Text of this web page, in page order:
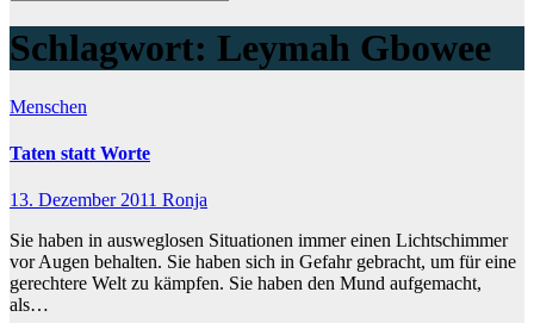
Schlagwort: Leymah Gbowee
Menschen
Taten statt Worte
13. Dezember 2011 Ronja
Sie haben in ausweglosen Situationen immer einen Lichtschimmer
vor Augen behalten. Sie haben sich in Gefahr gebracht, um für eine
gerechtere Welt zu kämpfen. Sie haben den Mund aufgemacht,
als…